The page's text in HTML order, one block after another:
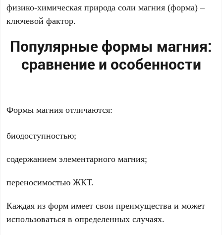
физико-химическая природа соли магния (форма) –
ключевой фактор.
Популярные формы магния:
сравнение и особенности
Формы магния отличаются:
биодоступностью;
содержанием элементарного магния;
переносимостью ЖКТ.
Каждая из форм имеет свои преимущества и может
использоваться в определенных случаях.